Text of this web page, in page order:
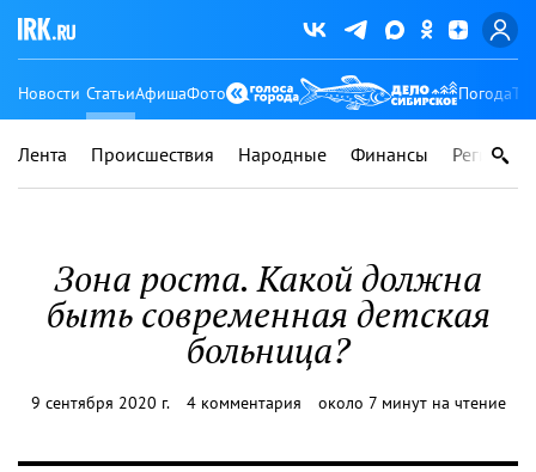
Новости СтатьиАфишаФото Погода
Лента Происшествия Народные Финансы Регионы
Зона роста. Какой должна
быть современная детская
больница?
9 сентября 2020 г. 4 комментария около 7 минут на чтение